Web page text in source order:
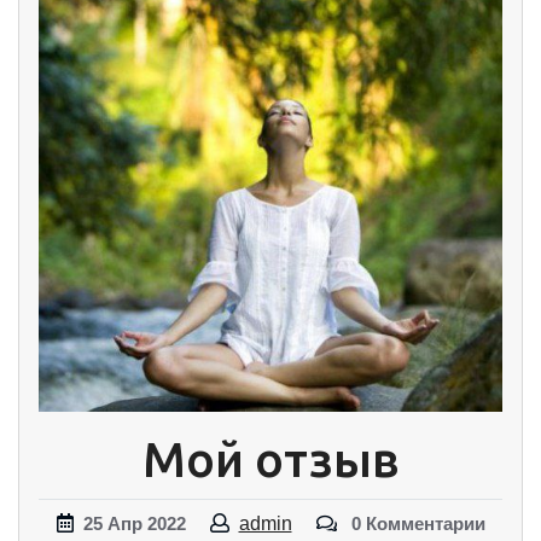
Мой отзыв
25 Апр 2022 admin 0 Комментарии